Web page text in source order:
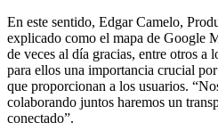
En este sentido, Edgar Camelo,
explicado como el mapa de Google
de veces al día gracias, entre otros a
para ellos una importancia crucial
que proporcionan a los usuarios.
colaborando juntos haremos un
conectado”.